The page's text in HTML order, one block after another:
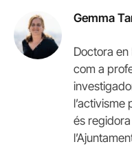
Gemma
Doctora en
com a
l’activisme
és